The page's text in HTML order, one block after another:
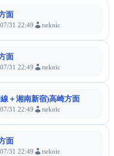
面
31 22:49 tsrknic
面
31 22:49 tsrknic
＋湘南新宿)高崎方面
31 22:49 tsrknic
面
31 22:49 tsrknic